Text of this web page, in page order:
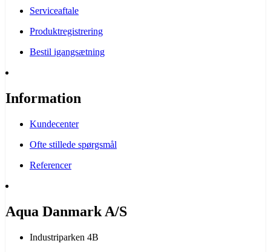
Serviceaftale
Produktregistrering
Bestil igangsætning
Information
Kundecenter
Ofte stillede spørgsmål
Referencer
Aqua Danmark A/S
Industriparken 4B